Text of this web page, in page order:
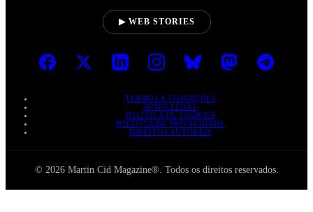
▶ WEB STORIES
TERMOS E CONDIÇÕES
AVISO LEGAL
POLÍTICA DE COOKIES
POLÍTICA DE PRIVACIDADE
DIREITOS AUTORAIS
© 2026 Martin Cid Magazine®. Todos os direitos reservados.